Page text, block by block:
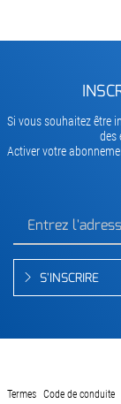
Si vous souhaitez être
des
Activer votre
S'INSCRIRE
Termes Code de conduite